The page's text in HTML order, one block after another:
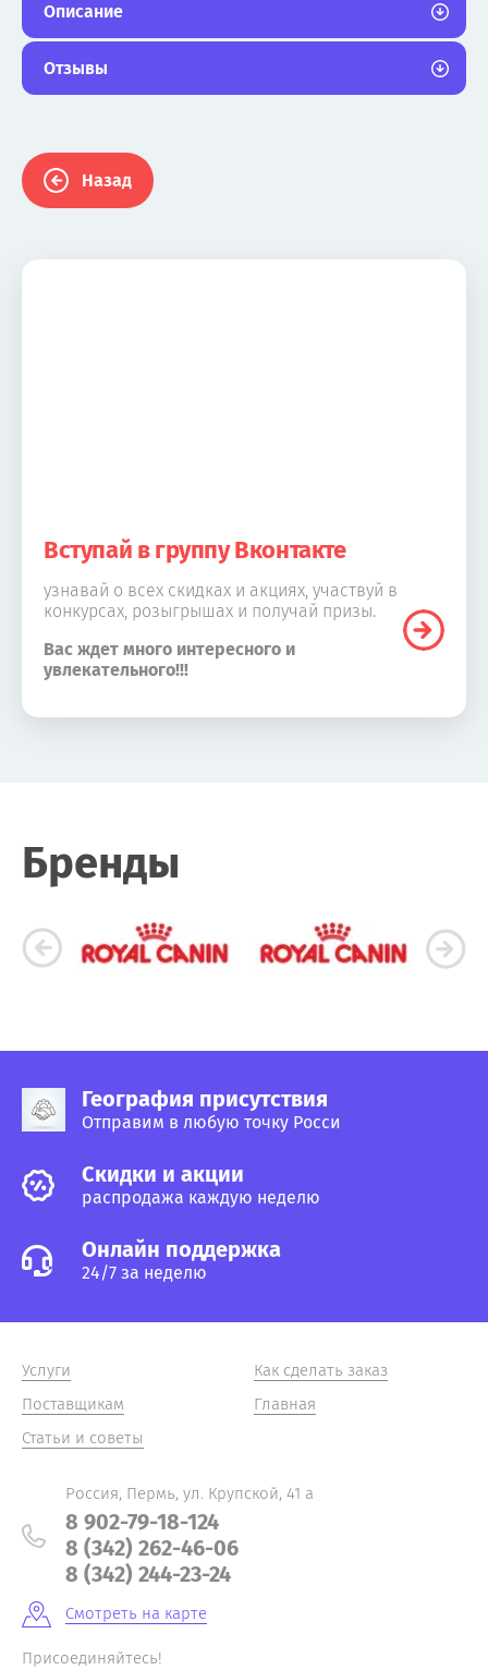
Описание
Отзывы
Назад
Вступай в группу Вконтакте
узнавай о всех скидках и акциях, участвуй в
конкурсах, розыгрышах и получай призы.
Вас ждет много интересного и
увлекательного!!!
Бренды
География присутствия
Отправим в любую точку Росси
Cкидки и акции
распродажа каждую неделю
Онлайн поддержка
24/7 за неделю
Услуги
Поставщикам
Статьи и советы
Как сделать заказ
Главная
Россия, Пермь, ул. Крупской, 41 а
8 902-79-18-124
8 (342) 262-46-06
8 (342) 244-23-24
Смотреть на карте
Присоединяйтесь!